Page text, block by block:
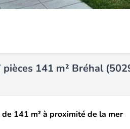
141 m² Bréhal
141 m² à proximité de la mer